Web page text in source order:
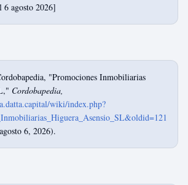
6 agosto 2026]
"Promociones Inmobiliarias
Cordobapedia,
wiki/index.php?
6, 2026).